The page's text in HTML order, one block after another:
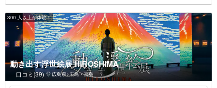
300 人以上が体験！
動き出す浮世絵展 HIROSHIMA
口コミ(39) 広島県>広島・宮島